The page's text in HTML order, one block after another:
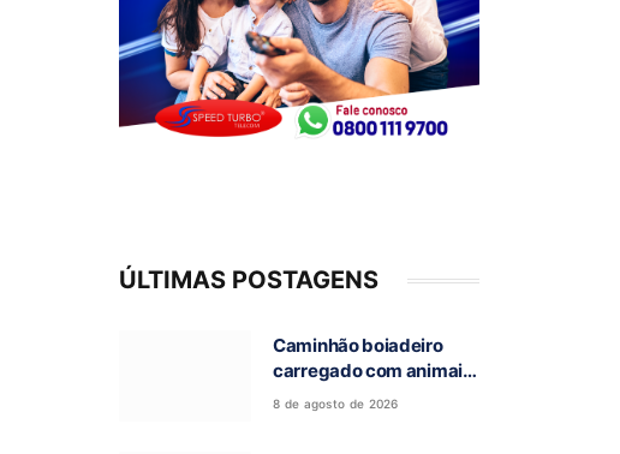
ÚLTIMAS POSTAGENS
Caminhão boiadeiro
carregado com animais
pega fogo na GO-118,
8 de agosto de 2026